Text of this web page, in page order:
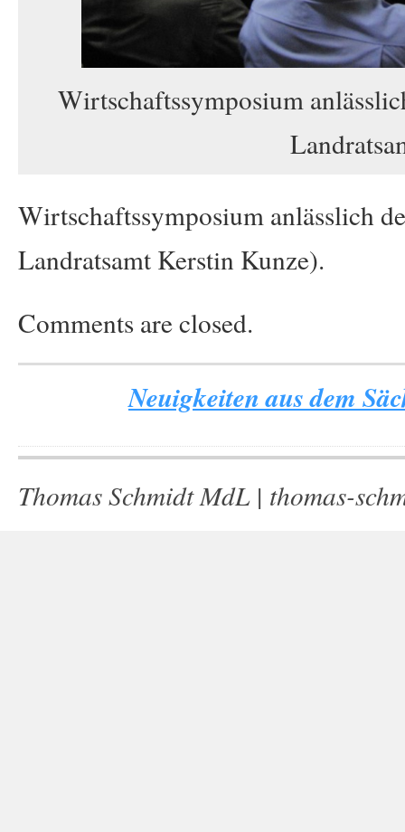
Wirtschaftssymposium
Wirtschaftssymposium anlässlich
Landratsamt Kerstin Kunze).
Comments are closed.
Neuigkeiten aus dem
Thomas Schmidt MdL | thomas-